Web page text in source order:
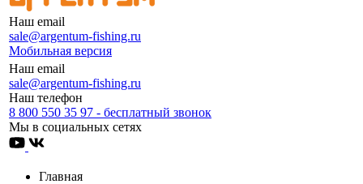
Наш email
sale@argentum-fishing.ru
Мобильная версия
Наш email
sale@argentum-fishing.ru
Наш телефон
8 800 550 35 97 - бесплатный звонок
Мы в социальных сетях
Главная